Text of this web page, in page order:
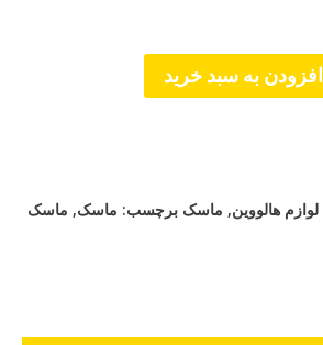
افزودن به سبد خرید
لوازم هالووین, ماسک برچسب: ماسک, ماسک